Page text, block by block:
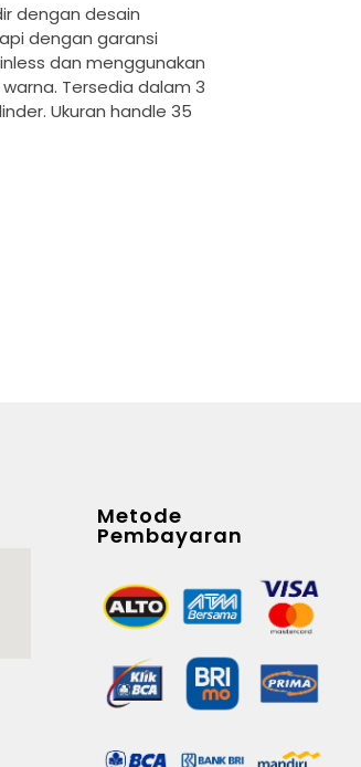
dengan desain
dengan garansi
dan menggunakan
Tersedia dalam 3
Ukuran handle 35
Metode
Pembayaran